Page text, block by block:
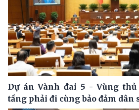
Dự án Vành đai 5 - Vùng
tầng phải đi cùng bảo đảm dân